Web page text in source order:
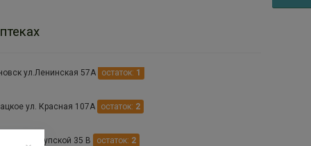
ул.Ленинская 57А остаток: 1
ул. Красная 107А остаток: 2
ул. Крупской 35 В остаток: 2